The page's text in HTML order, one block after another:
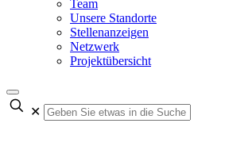
Team
Unsere Standorte
Stellenanzeigen
Netzwerk
Projektübersicht
✕